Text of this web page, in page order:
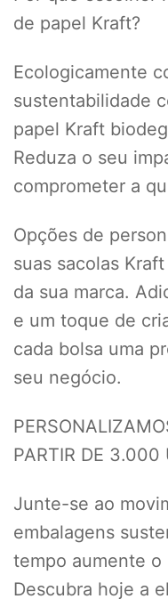
de papel Kraft?
Ecologicamente
sustentabilidade
papel Kraft
Reduza o seu
comprometer a
Opções de
suas sacolas
da sua marca.
e um toque de
cada bolsa uma
seu negócio.
PARTIR DE 3.000
Junte-se ao
embalagens
tempo aumente o
Descubra hoje a